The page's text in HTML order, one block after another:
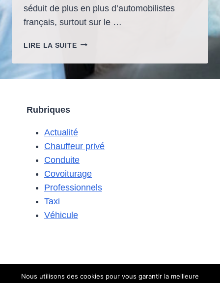
séduit de plus en plus d’automobilistes
français, surtout sur le …
LIRE LA SUITEVOITURE
D’ALLEMAGNE
RISQUES
Rubriques
Actualité
Chauffeur privé
Conduite
Covoiturage
Professionnels
Taxi
Véhicule
Nous utilisons des cookies pour vous garantir la meilleure